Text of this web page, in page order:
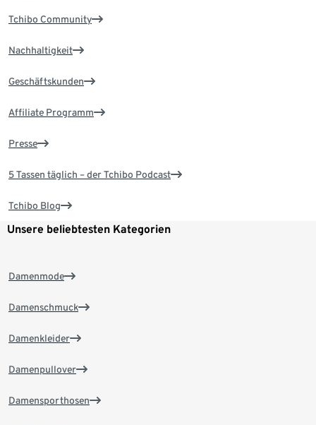
Tchibo Community
Nachhaltigkeit
Geschäftskunden
Affiliate Programm
Presse
5 Tassen täglich – der Tchibo Podcast
Tchibo Blog
Unsere beliebtesten Kategorien
Damenmode
Damenschmuck
Damenkleider
Damenpullover
Damensporthosen